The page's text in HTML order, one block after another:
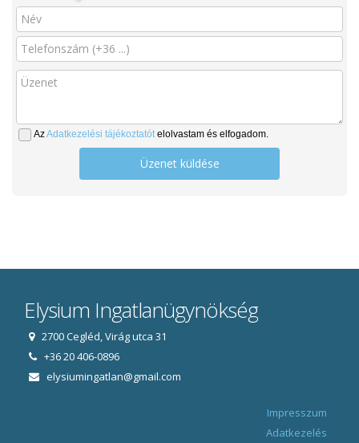
AzAdatkezelési tájékoztatótelolvastam és elfogadom.
Üzenet küldése
Elysium Ingatlanügynökség
2700 Cegléd, Virág utca 31
+36 20 406-0896
elysiumingatlan@gmail.com
Impresszum
Adatkezelés